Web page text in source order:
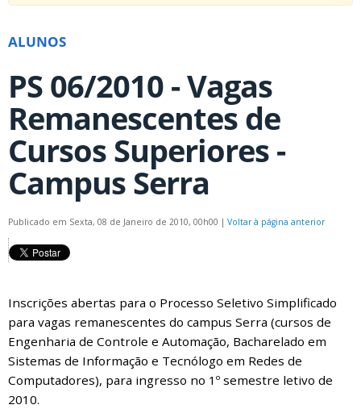
ALUNOS
PS 06/2010 - Vagas
Remanescentes de
Cursos Superiores -
Campus Serra
Publicado em Sexta, 08 de Janeiro de 2010, 00h00 | Voltar à página anterior
Inscrições abertas para o Processo Seletivo Simplificado
para vagas remanescentes do campus Serra (cursos de
Engenharia de Controle e Automação, Bacharelado em
Sistemas de Informação e Tecnólogo em Redes de
Computadores), para ingresso no 1º semestre letivo de
2010.